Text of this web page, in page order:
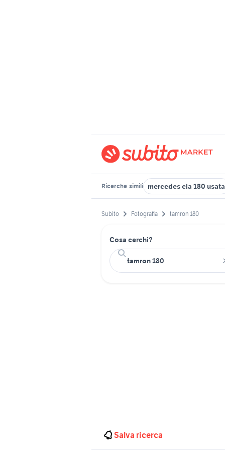
Ricerche simili mercedes cla 180 usata
Subito Fotografia tamron 180
Cosa cerchi?
Salva ricerca